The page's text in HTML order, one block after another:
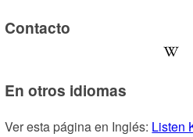
Contacto
En otros idiomas
Ver esta página en Inglés: Listen